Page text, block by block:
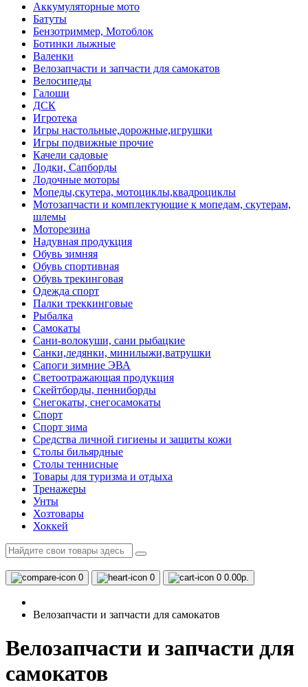
Аккумуляторные мото
Батуты
Бензотриммер, Мотоблок
Ботинки лыжные
Валенки
Велозапчасти и запчасти для самокатов
Велосипеды
Галоши
ДСК
Игротека
Игры настольные,дорожные,игрушки
Игры подвижные прочие
Качели садовые
Лодки, Сапборды
Лодочные моторы
Мопеды,скутера, мотоциклы,квадроциклы
Мотозапчасти и комплектующие к мопедам, скутерам,
шлемы
Моторезина
Надувная продукция
Обувь зимняя
Обувь спортивная
Обувь трекинговая
Одежда спорт
Палки треккинговые
Рыбалка
Самокаты
Сани-волокуши, сани рыбацкие
Санки,ледянки, минилыжи,ватрушки
Сапоги зимние ЭВА
Светоотражающая продукция
Скейтборды, пенниборды
Снегокаты, снегосамокаты
Спорт
Спорт зима
Средства личной гигиены и защиты кожи
Столы бильярдные
Столы теннисные
Товары для туризма и отдыха
Тренажеры
Унты
Хозтовары
Хоккей
0 0 0 0.00р.
Велозапчасти и запчасти для самокатов
Велозапчасти и запчасти для
самокатов